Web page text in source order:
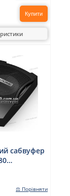
Купити
сабвуфер
⚖ Порівняти